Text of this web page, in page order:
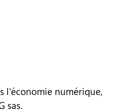
l’économie numérique,
sas.